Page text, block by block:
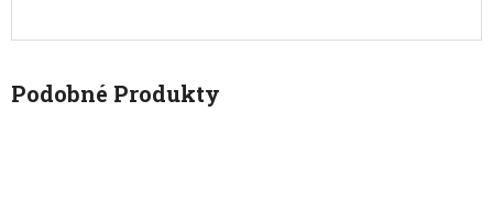
Podobné Produkty